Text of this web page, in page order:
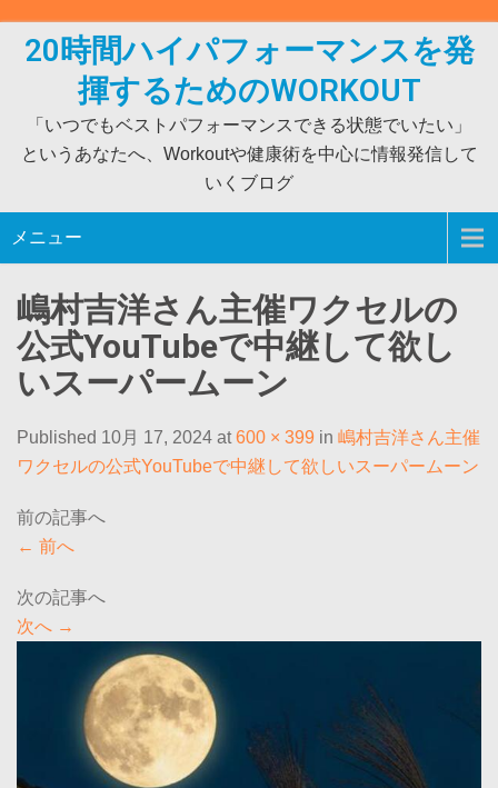
20時間ハイパフォーマンスを発
揮するためのWORKOUT
「いつでもベストパフォーマンスできる状態でいたい」
というあなたへ、Workoutや健康術を中心に情報発信して
いくブログ
メニュー
嶋村吉洋さん主催ワクセルの
公式YouTubeで中継して欲し
いスーパームーン
Published 10月 17, 2024 at600 × 399 in 嶋村吉洋さん主催
ワクセルの公式YouTubeで中継して欲しいスーパームーン
← 前へ
次へ →